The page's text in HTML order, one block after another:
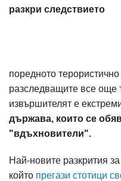
разкри следствието
поредното
разследващите все още
извършителят е
държава, които се
"вдъхновители".
Най-новите разкрития
който прегази стотици